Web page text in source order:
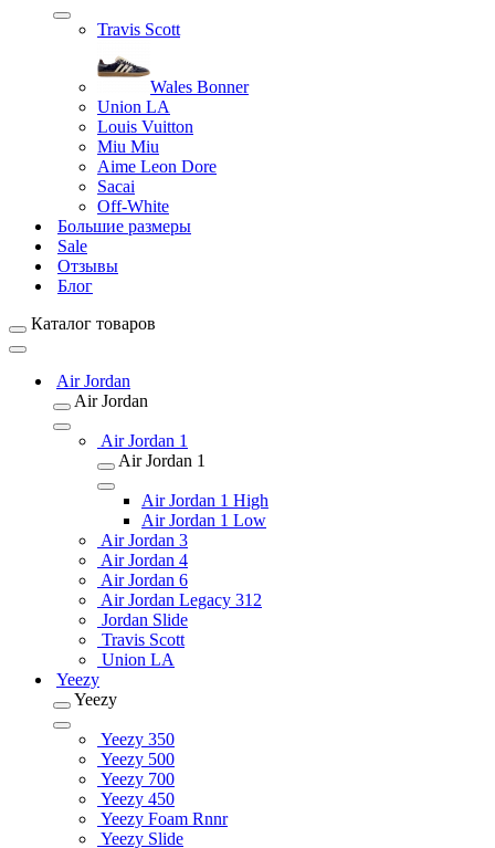
Travis Scott
Wales Bonner
Union LA
Louis Vuitton
Miu Miu
Aime Leon Dore
Sacai
Off-White
Большие размеры
Sale
Отзывы
Блог
Каталог товаров
Air Jordan
Air Jordan
Air Jordan 1
Air Jordan 1
Air Jordan 1 High
Air Jordan 1 Low
Air Jordan 3
Air Jordan 4
Air Jordan 6
Air Jordan Legacy 312
Jordan Slide
Travis Scott
Union LA
Yeezy
Yeezy
Yeezy 350
Yeezy 500
Yeezy 700
Yeezy 450
Yeezy Foam Rnnr
Yeezy Slide